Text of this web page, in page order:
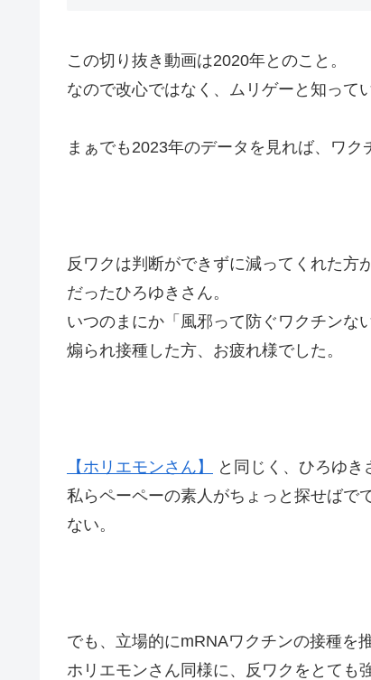
この切り抜き動画は2020年とのこと。
なので改心ではなく、ムリゲーと知って
まぁでも2023年のデータを見れば、ワク
反ワクは判断ができずに減ってくれた方
だったひろゆきさん。
いつのまにか「風邪って防ぐワクチンな
煽られ接種した方、お疲れ様でした。
【ホリエモンさん】
と同じく、ひろゆき
私らペーペーの素人がちょっと探せばで
ない。
でも、立場的にmRNAワクチンの接種を
ホリエモンさん同様に、反ワクをとても